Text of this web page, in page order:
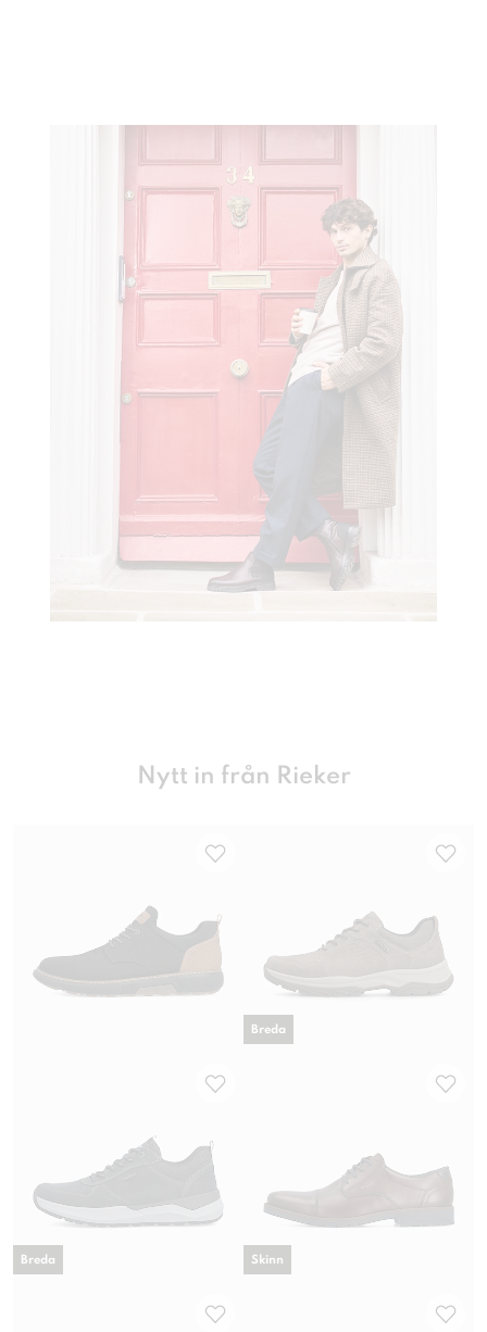
Nytt in från Rieker
Breda
Breda Skinn